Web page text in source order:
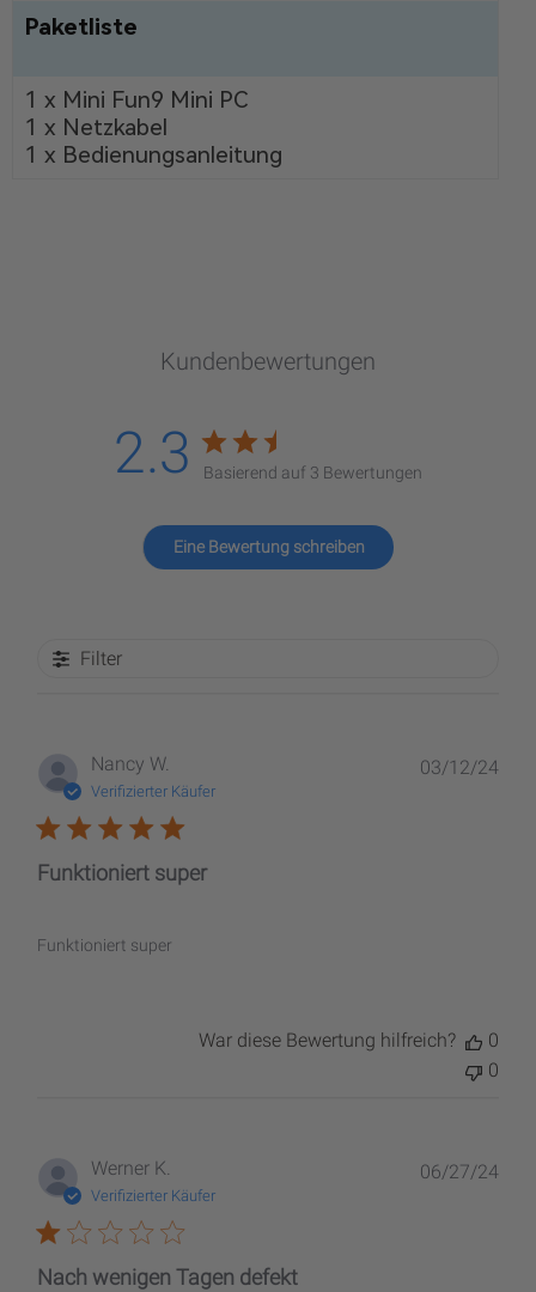
Paketliste
1 x Mini Fun9 Mini PC
1 x Netzkabel
1 x Bedienungsanleitung
Kundenbewertungen
2.3 Basierend auf 3 Bewertungen
Eine Bewertung schreiben
Filter
Nancy W.
Verifizierter Käufer
Funktioniert super
Funktioniert super
03/12/24
War diese Bewertung hilfreich?
0
0
Werner K.
Verifizierter Käufer
Nach wenigen Tagen defekt
06/27/24